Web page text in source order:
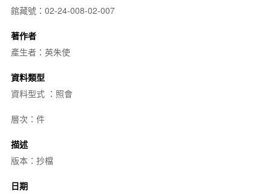
館藏號：02-24-008-02-007
著作者
產生者：英朱使
資料類型
資料型式 ：照會
層次：件
描述
版本：抄檔
日期